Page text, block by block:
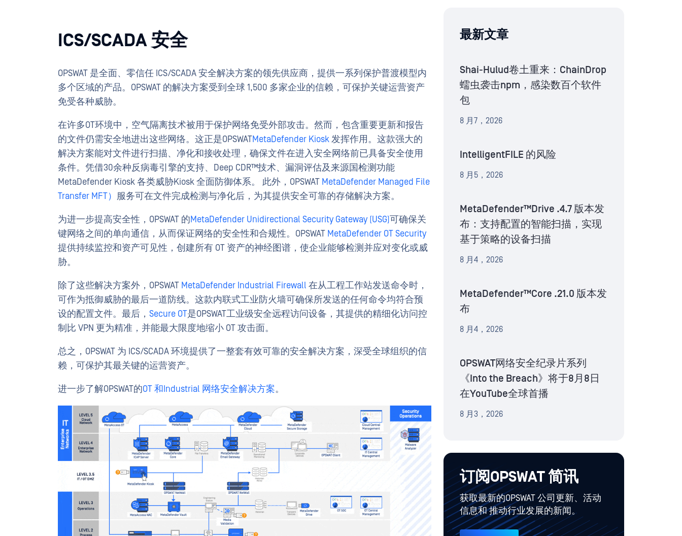
ICS/SCADA 安全
OPSWAT 是全面、零信任 ICS/SCADA 安全解决方案的领先供应商，提供一系列保护普渡模型内
多个区域的产品。OPSWAT 的解决方案受到全球 1,500 多家企业的信赖，可保护关键运营资产
免受各种威胁。
在许多OT环境中，空气隔离技术被用于保护网络免受外部攻击。然而，包含重要更新和报告
的文件仍需安全地进出这些网络。这正是OPSWATMetaDefender Kiosk发挥作用。这款强大的
解决方案能对文件进行扫描、净化和接收处理，确保文件在进入安全网络前已具备安全使用
条件。凭借30余种反病毒引擎的支持、Deep CDR™技术、漏洞评估及来源国检测功能
MetaDefender Kiosk 各类威胁Kiosk 全面防御体系。 此外，OPSWAT MetaDefender Managed File
Transfer MFT） 服务可在文件完成检测与净化后，为其提供安全可靠的存储解决方案。
为进一步提高安全性，OPSWAT 的MetaDefender Unidirectional Security Gateway (USG)可确保关
键网络之间的单向通信，从而保证网络的安全性和合规性。OPSWAT MetaDefender OT Security
提供持续监控和资产可见性，创建所有 OT 资产的神经图谱，使企业能够检测并应对变化或威
胁。
除了这些解决方案外，OPSWAT MetaDefender Industrial Firewall 在从工程工作站发送命令时，
可作为抵御威胁的最后一道防线。这款内联式工业防火墙可确保所发送的任何命令均符合预
设的配置文件。最后， Secure OT是OPSWAT工业级安全远程访问设备，其提供的精细化访问控
制比 VPN 更为精准，并能最大限度地缩小 OT 攻击面。
总之，OPSWAT 为 ICS/SCADA 环境提供了一整套有效可靠的安全解决方案，深受全球组织的信
赖，可保护其最关键的运营资产。
进一步了解OPSWAT的OT 和Industrial 网络安全解决方案。
最新文章
Shai-Hulud卷土重来：ChainDrop
蠕虫袭击npm，感染数百个软件
包
8 月7，2026
IntelligentFILE 的风险
8 月5，2026
MetaDefender™Drive .4.7 版本发
布：支持配置的智能扫描，实现
基于策略的设备扫描
8 月4，2026
MetaDefender™Core .21.0 版本发
布
8 月4，2026
OPSWAT网络安全纪录片系列
《Into the Breach》将于8月8日
在YouTube全球首播
8 月3，2026
订阅OPSWAT 简讯
获取最新的OPSWAT 公司更新、活动
信息和 推动行业发展的新闻。